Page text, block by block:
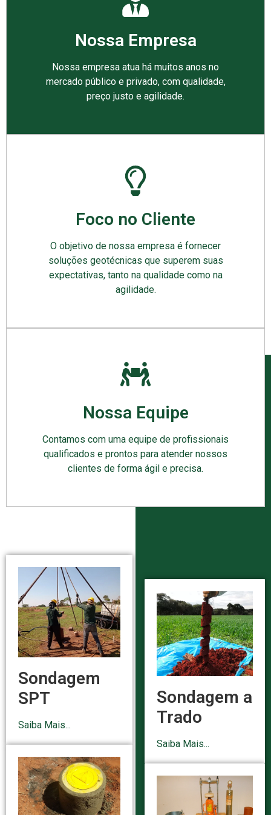
Nossa Empresa
Nossa empresa atua há muitos anos no
mercado público e privado, com qualidade,
preço justo e agilidade.
Foco no Cliente
O objetivo de nossa empresa é fornecer
soluções geotécnicas que superem suas
expectativas, tanto na qualidade como na
agilidade.
Nossa Equipe
Contamos com uma equipe de profissionais
qualificados e prontos para atender nossos
clientes de forma ágil e precisa.
Sondagem
SPT
Saiba Mais...
Sondagem a
Trado
Saiba Mais...